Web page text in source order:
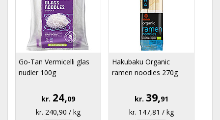
Go-Tan Vermicelli glas
nudler 100g
kr. 24,09
kr. 240,90 / kg
Hakubaku Organic
ramen noodles 270g
kr. 39,91
kr. 147,81 / kg